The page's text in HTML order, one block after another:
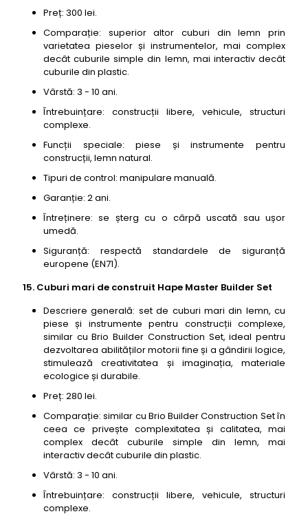
Preț: 300 lei.
Comparație: superior altor cuburi din lemn prin
varietatea pieselor și instrumentelor, mai complex
decât cuburile simple din lemn, mai interactiv decât
cuburile din plastic.
Vârstă: 3 - 10 ani.
Întrebuințare: construcții libere, vehicule, structuri
complexe.
Funcții speciale: piese și instrumente pentru
construcții, lemn natural.
Tipuri de control: manipulare manuală.
Garanție: 2 ani.
Întreținere: se șterg cu o cârpă uscată sau ușor
umedă.
Siguranță: respectă standardele de siguranță
europene (EN71).
15. Cuburi mari de construit Hape Master Builder Set
Descriere generală: set de cuburi mari din lemn, cu
piese și instrumente pentru construcții complexe,
similar cu Brio Builder Construction Set, ideal pentru
dezvoltarea abilităților motorii fine și a gândirii logice,
stimulează creativitatea și imaginația, materiale
ecologice și durabile.
Preț: 280 lei.
Comparație: similar cu Brio Builder Construction Set în
ceea ce privește complexitatea și calitatea, mai
complex decât cuburile simple din lemn, mai
interactiv decât cuburile din plastic.
Vârstă: 3 - 10 ani.
Întrebuințare: construcții libere, vehicule, structuri
complexe.